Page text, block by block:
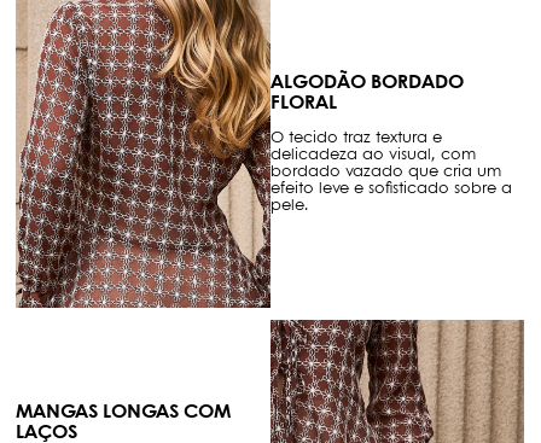
ALGODÃO BORDADO
FLORAL
O tecido traz textura e
delicadeza ao visual, com
bordado vazado que cria um
efeito leve e sofisticado sobre a
pele.
MANGAS LONGAS COM
LAÇOS